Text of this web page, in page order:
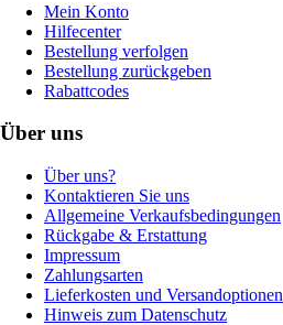
Mein Konto
Hilfecenter
Bestellung verfolgen
Bestellung zurückgeben
Rabattcodes
Über uns
Über uns?
Kontaktieren Sie uns
Allgemeine Verkaufsbedingungen
Rückgabe & Erstattung
Impressum
Zahlungsarten
Lieferkosten und Versandoptionen
Hinweis zum Datenschutz